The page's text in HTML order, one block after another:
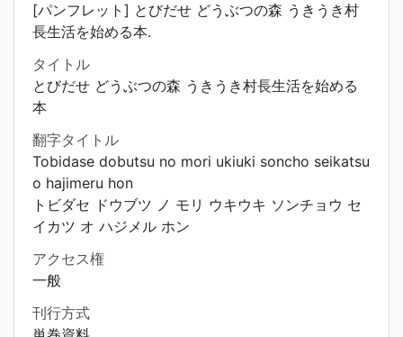
[パンフレット] とびだせ どうぶつの森 うきうき村
長生活を始める本.
タイトル
とびだせ どうぶつの森 うきうき村長生活を始める
本
翻字タイトル
Tobidase dobutsu no mori ukiuki soncho seikatsu
o hajimeru hon
トビダセ ドウブツ ノ モリ ウキウキ ソンチョウ セ
イカツ オ ハジメル ホン
アクセス権
一般
刊行方式